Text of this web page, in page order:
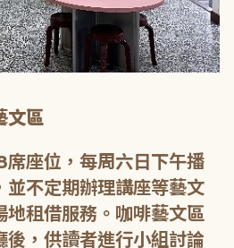
文區
座位，每周六日下午播
並不定期辦理講座等藝文
地租借服務。咖啡藝文區
後，供讀者進行小組討論